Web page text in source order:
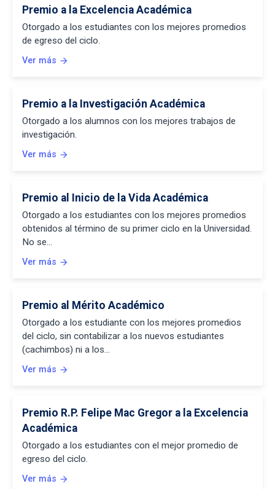
Premio a la Excelencia Académica
Otorgado a los estudiantes con los mejores promedios
de egreso del ciclo.
Ver más arrow_forward
Premio a la Investigación Académica
Otorgado a los alumnos con los mejores trabajos de
investigación.
Ver más arrow_forward
Premio al Inicio de la Vida Académica
Otorgado a los estudiantes con los mejores promedios
obtenidos al término de su primer ciclo en la Universidad.
No se…
Ver más arrow_forward
Premio al Mérito Académico
Otorgado a los estudiante con los mejores promedios
del ciclo, sin contabilizar a los nuevos estudiantes
(cachimbos) ni a los…
Ver más arrow_forward
Premio R.P. Felipe Mac Gregor a la Excelencia
Académica
Otorgado a los estudiantes con el mejor promedio de
egreso del ciclo.
Ver más arrow_forward